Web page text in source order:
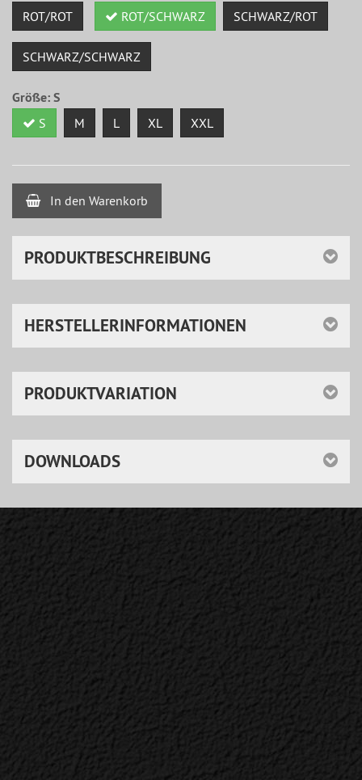
ROT/ROT ROT/SCHWARZ SCHWARZ/ROT
SCHWARZ/SCHWARZ
Größe:S
S M L XL XXL
In den Warenkorb
PRODUKTBESCHREIBUNG
HERSTELLERINFORMATIONEN
PRODUKTVARIATION
DOWNLOADS